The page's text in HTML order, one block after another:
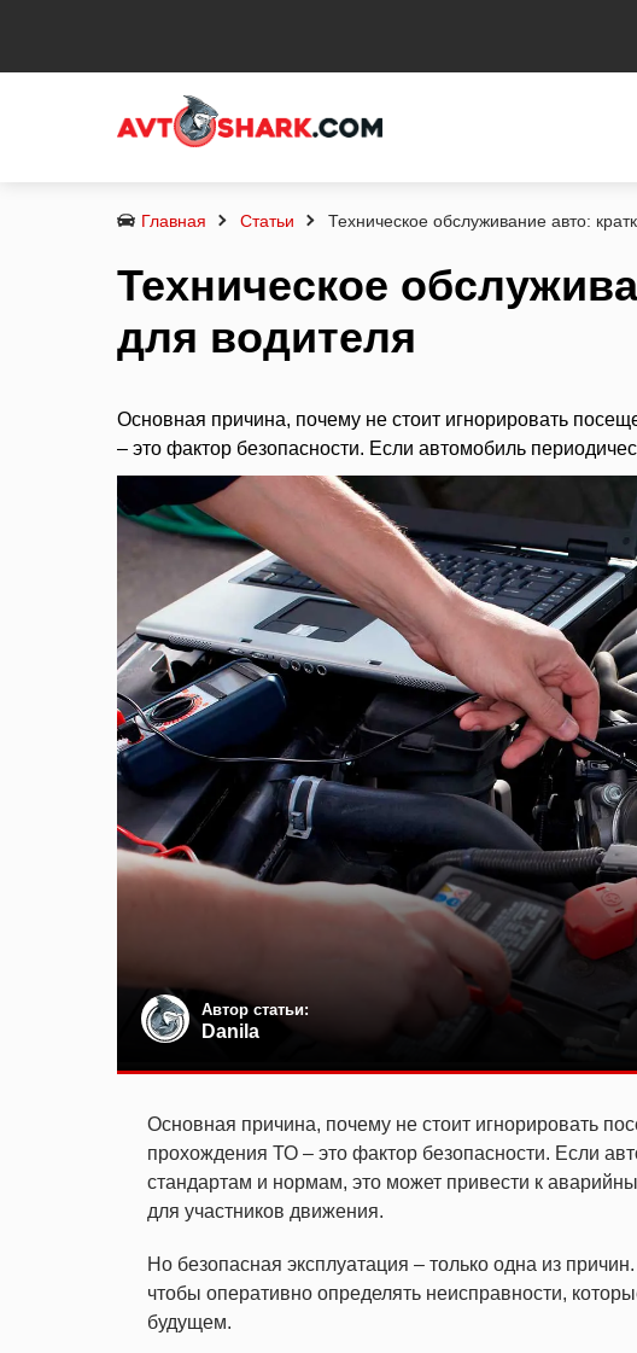
Главная Статьи Техническое обслуживание авто:
Техническое
для водителя
Основная причина, почему не стоит игнорировать
– это фактор безопасности. Если автомобиль
Автор статьи:
Danila
Основная причина, почему не стоит игнорировать
прохождения ТО – это фактор безопасности. Если
стандартам и нормам, это может привести к
для участников движения.
Но безопасная эксплуатация – только одна из
чтобы оперативно определять неисправности,
будущем.